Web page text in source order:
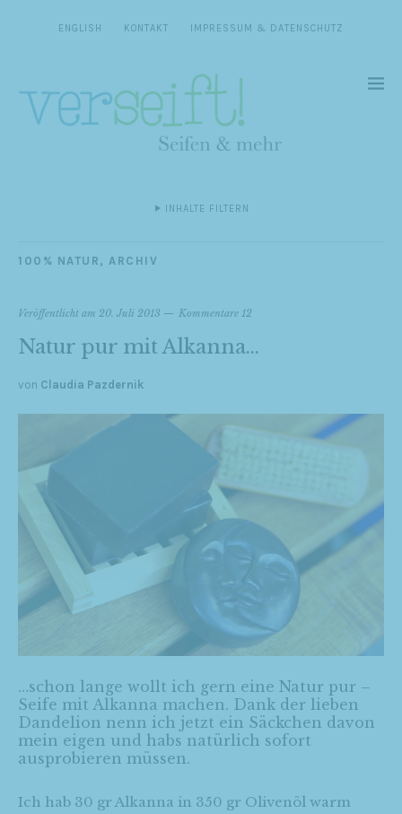
ENGLISH KONTAKT IMPRESSUM & DATENSCHUTZ
INHALTE FILTERN
100% NATUR , ARCHIV
Veröffentlicht am 20. Juli 2013 Kommentare 12
Natur pur mit Alkanna…
von Claudia Pazdernik
…schon lange wollt ich gern eine Natur pur –
Seife mit Alkanna machen. Dank der lieben
Dandelion nenn ich jetzt ein Säckchen davon
mein eigen und habs natürlich sofort
ausprobieren müssen.
Ich hab 30 gr Alkanna in 350 gr Olivenöl warm